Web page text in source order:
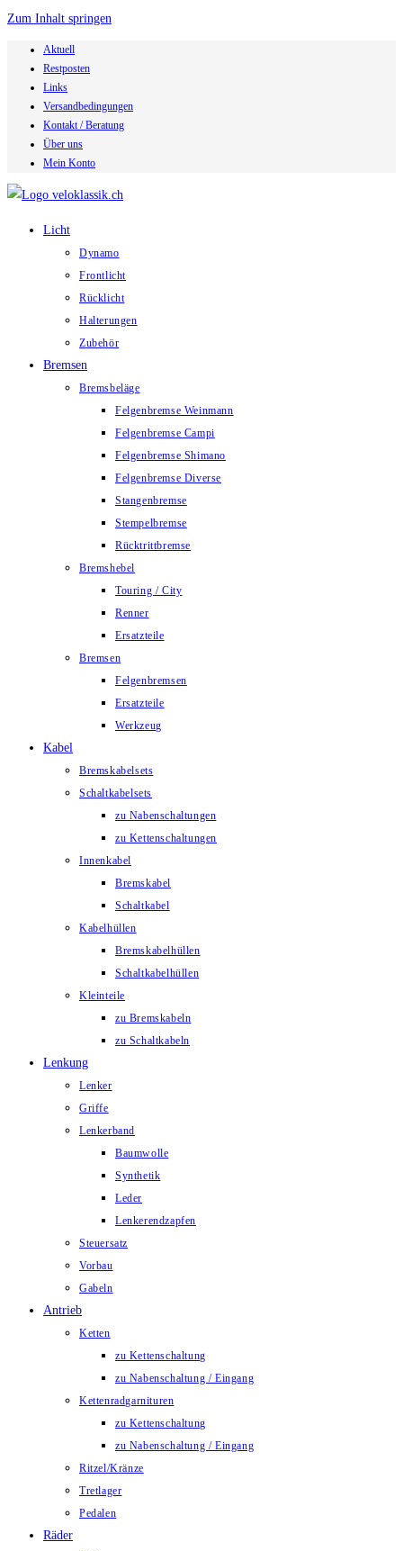
Zum Inhalt springen
Aktuell
Restposten
Links
Versandbedingungen
Kontakt / Beratung
Über uns
Mein Konto
Licht
Dynamo
Frontlicht
Rücklicht
Halterungen
Zubehör
Bremsen
Bremsbeläge
Felgenbremse Weinmann
Felgenbremse Campi
Felgenbremse Shimano
Felgenbremse Diverse
Stangenbremse
Stempelbremse
Rücktrittbremse
Bremshebel
Touring / City
Renner
Ersatzteile
Bremsen
Felgenbremsen
Ersatzteile
Werkzeug
Kabel
Bremskabelsets
Schaltkabelsets
zu Nabenschaltungen
zu Kettenschaltungen
Innenkabel
Bremskabel
Schaltkabel
Kabelhüllen
Bremskabelhüllen
Schaltkabelhüllen
Kleinteile
zu Bremskabeln
zu Schaltkabeln
Lenkung
Lenker
Griffe
Lenkerband
Baumwolle
Synthetik
Leder
Lenkerendzapfen
Steuersatz
Vorbau
Gabeln
Antrieb
Ketten
zu Kettenschaltung
zu Nabenschaltung / Eingang
Kettenradgarnituren
zu Kettenschaltung
zu Nabenschaltung / Eingang
Ritzel/Kränze
Tretlager
Pedalen
Räder